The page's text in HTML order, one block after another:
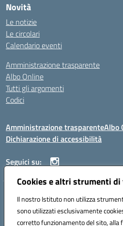
Cookies e altri strumenti
Il nostro Istituto non utilizza
sono utilizzati esclusivamente
corretto funzionamento del sito, alla
Novità
Le notizie
Le circolari
Calendario eventi
Amministrazione trasparente
Albo Online
Tutti gli argomenti
Codici
Amministrazione trasparenteAlbo
Dichiarazione di accessibilità
Seguici su:
ISTITUTO ISTRUZIONE SUPERIORE
Codice fiscale: 80004310902 Codice